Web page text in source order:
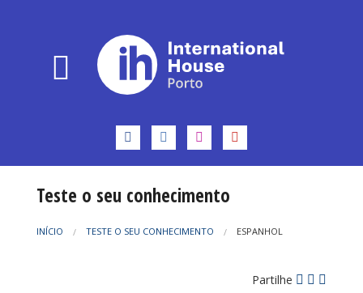
Teste o seu conhecimento
INÍCIO TESTE O SEU CONHECIMENTO ESPANHOL
Partilhe